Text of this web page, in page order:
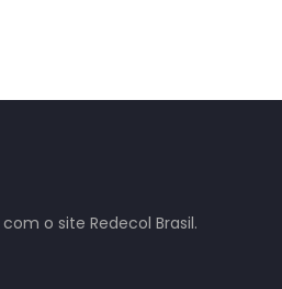
o site Redecol Brasil.